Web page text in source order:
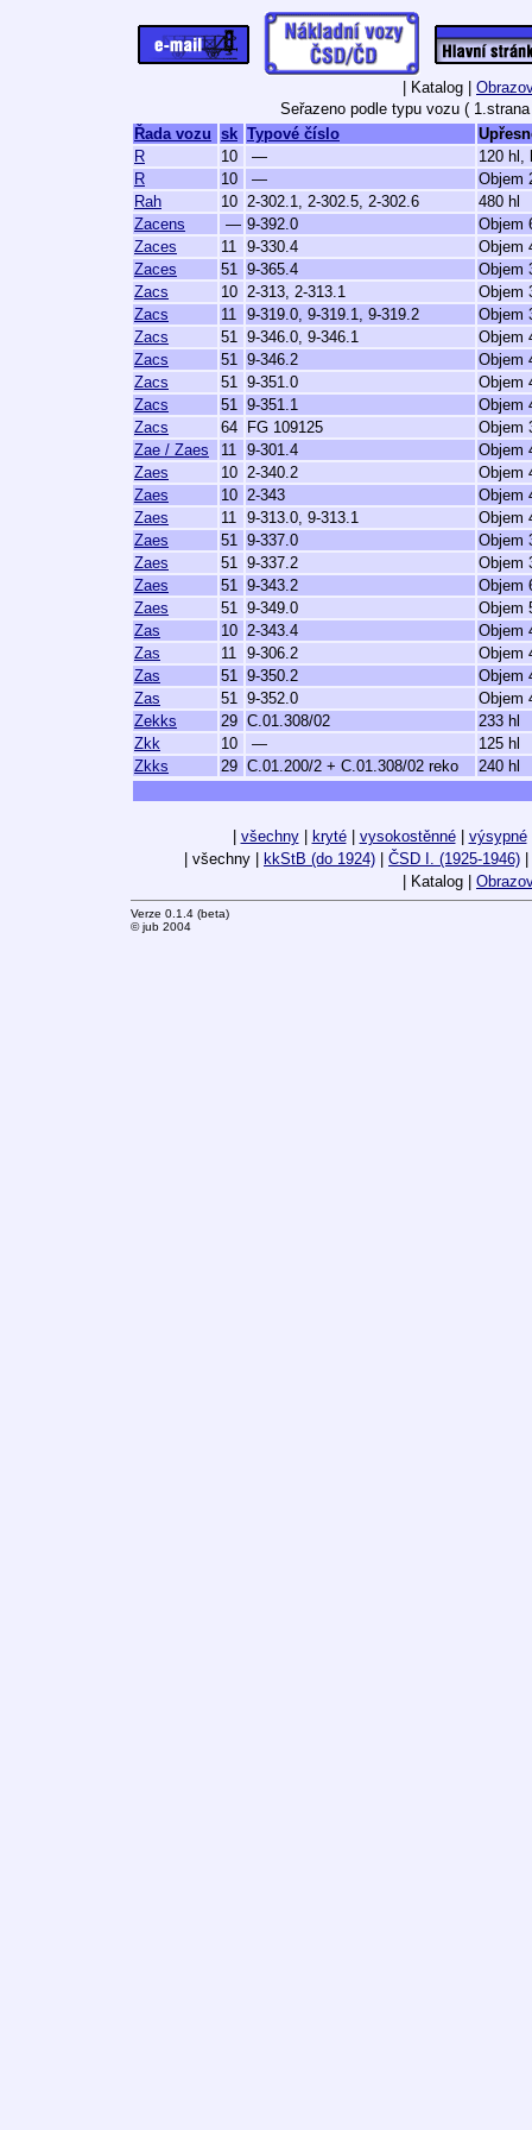
| Katalog |
Seřazeno podle typu vozu (
Řada vozu sk Typové číslo
R
10 —
120 hl,
R
10 —
Objem
Rah
10 2-302.1, 2-302.5, 2-302.6
480 hl
Zacens
— 9-392.0
Objem
Zaces
11 9-330.4
Objem
Zaces
51 9-365.4
Objem
Zacs
10 2-313, 2-313.1
Objem
Zacs
11 9-319.0, 9-319.1, 9-319.2
Objem
Zacs
51 9-346.0, 9-346.1
Objem
Zacs
51 9-346.2
Objem
Zacs
51 9-351.0
Objem
Zacs
51 9-351.1
Objem
Zacs
64 FG 109125
Objem
Zae / Zaes
11 9-301.4
Objem
Zaes
10 2-340.2
Objem
Zaes
10 2-343
Objem
Zaes
11 9-313.0, 9-313.1
Objem
Zaes
51 9-337.0
Objem
Zaes
51 9-337.2
Objem
Zaes
51 9-343.2
Objem
Zaes
51 9-349.0
Objem
Zas
10 2-343.4
Objem
Zas
11 9-306.2
Objem
Zas
51 9-350.2
Objem
Zas
51 9-352.0
Objem
Zekks
29 C.01.308/02
233 hl
Zkk
10 —
125 hl
Zkks
29 C.01.200/2 + C.01.308/02 reko 240 hl
všechny| kryté| vysokostěnné| výsypné
| všechny |
kkStB (do 1924) ČSD I. (1925-1946)
| Katalog |
Verze 0.1.4 (beta)
© jub 2004